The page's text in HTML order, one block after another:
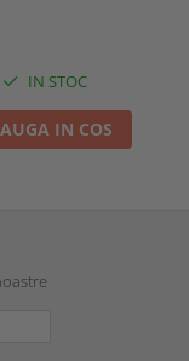
IN STOC
IN COS